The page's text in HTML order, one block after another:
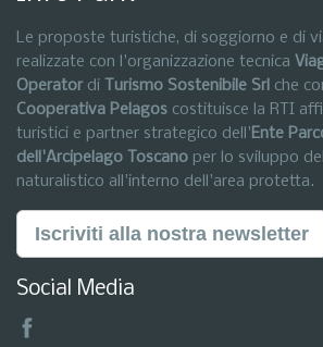
Le proposte turistiche, di soggiorno e di
realizzate con l'organizzazione tecnica
Operatordi Turismo Sostenibile Srl che
Cooperativa Pelagos costituisce la RTI
turistici e partner strategico dell'Ente
dell'Arcipelago Toscano per lo sviluppo
naturalistico all'interno dell'area protetta.
Iscriviti alla nostra newsletter
Social Media